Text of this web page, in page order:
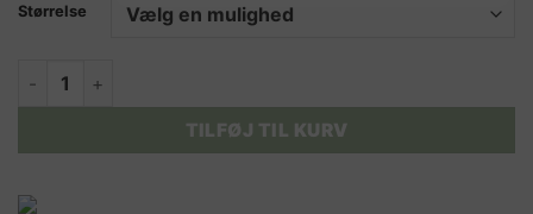
Størrelse
INTIMO FASHION bundløse strømpebukser med hjerter 20
TILFØJ TIL KURV